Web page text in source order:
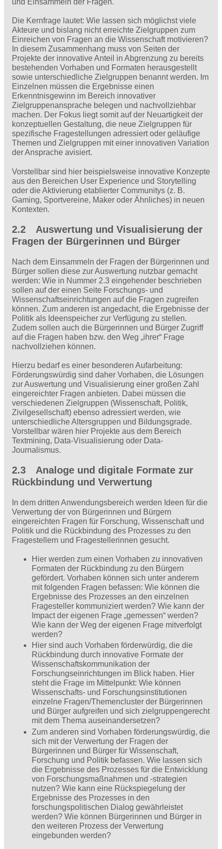
und Einsammeln der Fragen.
Die Kernfrage lautet: Wie lassen sich möglichst viele
Akteure und bislang nicht erreichte Zielgruppen zum
Einreichen von Fragen an die Wissenschaft motivieren?
In diesem Zusammenhang muss von Seiten der
Projekte der innovative Anteil in Abgrenzung zu bereits
bestehenden Vorhaben und Formaten herausgestellt
sowie unterschiedliche Ziel­gruppen benannt werden. Im
Einzelnen müssen die Ergebnisse einen
Erkenntnisgewinn im Bereich innovativer
Zielgruppenansprache belegen und nachvollziehbar
machen. Der Fokus liegt somit auf der Neuartigkeit der
konzeptuellen Gestaltung, die neue Zielgruppen für
spezifische Fragestellungen adressiert oder geläufige
Themen und Zielgruppen mit einer innovativen Variation
der Ansprache avisiert.
Vorstellbar sind hier beispielsweise innovative Konzepte
aus den Bereichen User Experience und Storytelling
oder die Aktivierung etablierter Communitys (z. B.
Gaming, Sportvereine, Maker oder Ähnliches) in neuen
Kontexten.
2.2 Auswertung und Visualisierung der
Fragen der Bürgerinnen und Bürger
Nach dem Einsammeln der Fragen der Bürgerinnen und
Bürger sollen diese zur Auswertung nutzbar gemacht
werden: Wie in Nummer 2.3 eingehender beschrieben
sollen auf der einen Seite Forschungs- und
Wissenschaftseinrichtungen auf die Fragen zugreifen
können. Zum anderen ist angedacht, die Ergebnisse der
Politik als Ideenspeicher zur Verfügung zu stellen.
Zudem sollen auch die Bürgerinnen und Bürger Zugriff
auf die Fragen haben bzw. den Weg „ihrer“ Frage
nachvollziehen können.
Hierzu bedarf es einer besonderen Aufarbeitung:
Förderungswürdig sind daher Vorhaben, die Lösungen
zur Aus­wertung und Visualisierung einer großen Zahl
eingereichter Fragen anbieten. Dabei müssen die
verschiedenen Zielgruppen (Wissenschaft, Politik,
Zivilgesellschaft) ebenso adressiert werden, wie
unterschiedliche Altersgruppen und Bildungsgrade.
Vorstellbar wären hier Projekte aus dem Bereich
Textmining, Data-Visualisierung oder Data-
Journalismus.
2.3 Analoge und digitale Formate zur
Rückbindung und Verwertung
In dem dritten Anwendungsbereich werden Ideen für die
Verwertung der von Bürgerinnen und Bürgern
eingereichten Fragen für Forschung, Wissenschaft und
Politik und die Rückbindung des Prozesses zu den
Fragestellern und Fragestellerinnen gesucht.
Hier werden zum einen Vorhaben zu innovativen
Formaten der Rückbindung zu den Bürgern
gefördert. Vorhaben können sich unter anderem
mit folgenden Fragen befassen: Wie können die
Ergebnisse des Prozesses an den einzelnen
Fragesteller kommuniziert werden? Wie kann der
Impact der eigenen Frage „gemessen“ werden?
Wie kann der Weg der eigenen Frage mitverfolgt
werden?
Hier sind auch Vorhaben förderwürdig, die die
Rückbindung durch innovative Formate der
Wissenschaftskommunikation der
Forschungseinrichtungen im Blick haben. Hier
steht die Frage im Mittelpunkt: Wie können
Wissenschafts- und Forschungsinstitutionen
einzelne Fragen/Themencluster der Bürgerinnen
und Bürger aufgreifen und sich zielgruppengerecht
mit dem Thema auseinandersetzen?
Zum anderen sind Vorhaben förderungswürdig, die
sich mit der Verwertung der Fragen der
Bürgerinnen und Bürger für Wissenschaft,
Forschung und Politik befassen. Wie lassen sich
die Ergebnisse des Prozesses für die Entwicklung
von Forschungsmaßnahmen und -strategien
nutzen? Wie kann eine Rückspiegelung der
Ergebnisse des Prozesses in den
forschungspolitischen Dialog gewährleistet
werden? Wie können Bürgerinnen und Bürger in
den weiteren Prozess der Verwertung
eingebunden werden?